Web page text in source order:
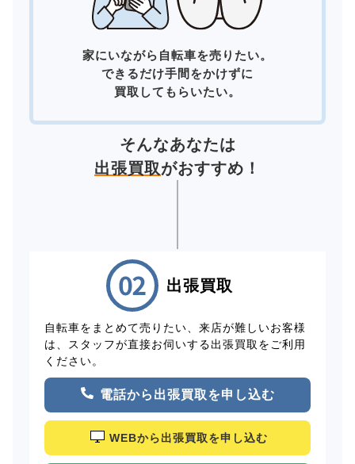
家にいながら自転車を売りたい。
できるだけ手間をかけずに
買取してもらいたい。
そんなあなたは
出張買取がおすすめ！
出張買取
自転車をまとめて売りたい、来店が難しいお客様
は、スタッフが直接お伺いする出張買取をご利用
ください。
電話から出張買取を申し込む
WEBから出張買取を申し込む